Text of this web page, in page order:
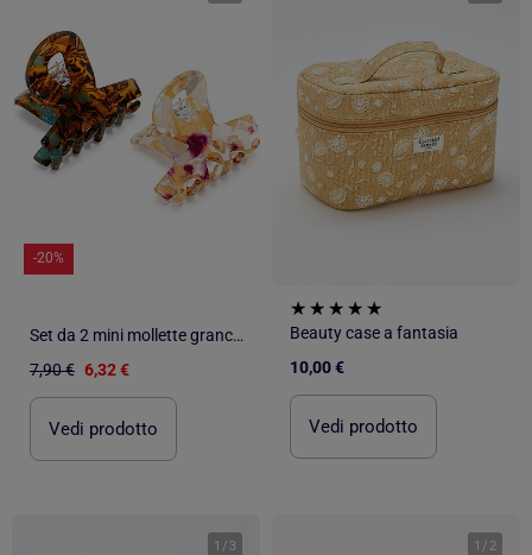
-20%
Set da 2 mini mollette granchio traslucide in acrilico
7,90 € 6,32 €
Vedi prodotto
Beauty case a fantasia
10,00 €
Vedi prodotto
1 / 3 1 / 2